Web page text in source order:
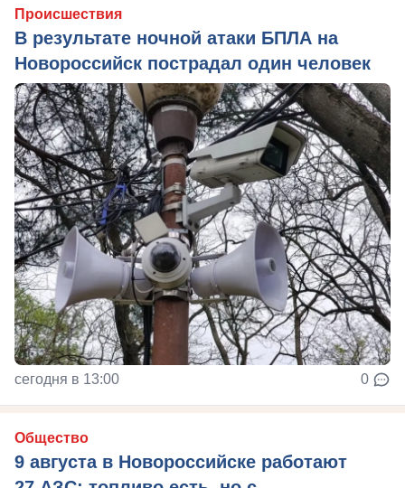
Происшествия
В результате ночной атаки БПЛА на
Новороссийск пострадал один человек
сегодня в 13:00 0
Общество
9 августа в Новороссийске работают